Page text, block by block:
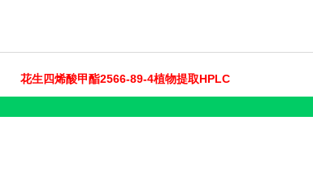
花生四烯酸甲酯2566-89-4植物提取HPLC